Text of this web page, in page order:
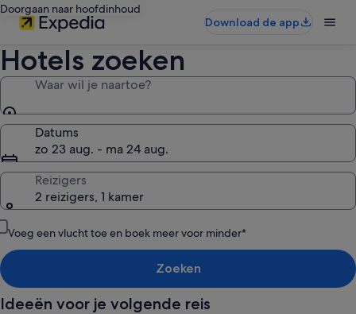
Doorgaan naar hoofdinhoud
Download de app
Hotels zoeken
Waar wil je naartoe?
Datums
zo 23 aug. - ma 24 aug.
Reizigers
2 reizigers, 1 kamer
Voeg een vlucht toe en boek meer voor minder*
Zoeken
Ideeën voor je volgende reis